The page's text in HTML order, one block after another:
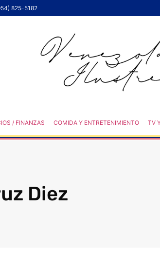
825-5182
/ FINANZAS COMIDA Y ENTRETENIMIENTO TV
Diez